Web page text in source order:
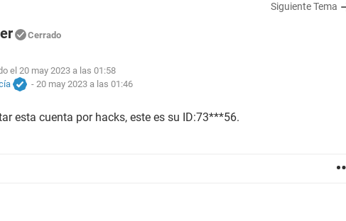
Siguiente Tema
Cerrado
el 20 may 2023 a las 01:58
- 20 may 2023 a las 01:46
esta cuenta por hacks, este es su ID:73***56.